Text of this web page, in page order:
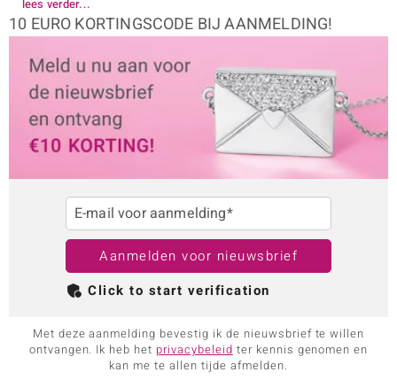
lees verder...
10 EURO KORTINGSCODE BIJ AANMELDING!
E-mail voor aanmelding*
Aanmelden voor nieuwsbrief
Click to start verification
Met deze aanmelding bevestig ik de nieuwsbrief te willen
ontvangen. Ik heb het privacybeleid ter kennis genomen en
kan me te allen tijde afmelden.